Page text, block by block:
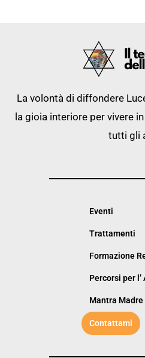
La volontà di diffondere
la gioia interiore per vivere
tutti gli
Eventi
Trattamenti
Formazione
Percorsi per l’
Mantra Madre
Contattami